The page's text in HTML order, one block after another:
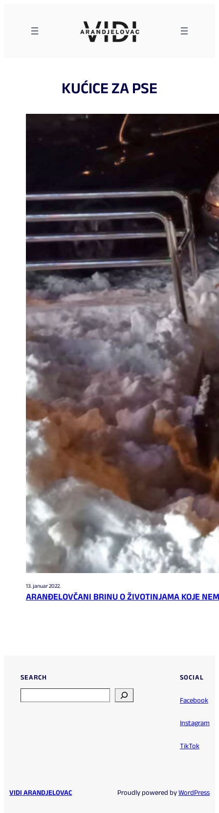
KUĆICE ZA PSE
13. januar 2022.
ARANĐELOVČANI BRINU O ŽIVOTINJAMA KOJE
SEARCH
SOCIAL
Facebook
Instagram
TikTok
VIDI ARANDJELOVAC Proudly powered byWordPress